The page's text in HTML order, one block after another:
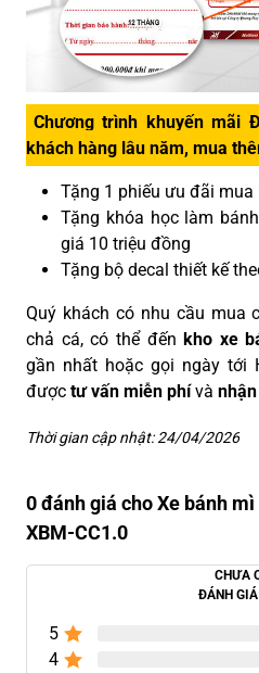
Chương trình khuyến mãi
khách hàng lâu năm, mua
Tặng 1 phiếu ưu đãi
Tặng khóa học làm
giá 10 triệu đồng
Tặng bộ decal thiết kế
Quý khách có nhu cầu mua
chả cá, có thể đếnkho xe
gần nhất hoặc gọi ngày tới
được tư vấn miễn phívà
Thời gian cập nhật: 24/04/2026
0 đánh giá cho Xe bánh
XBM-CC1.0
CHƯA
ĐÁNH
5
4